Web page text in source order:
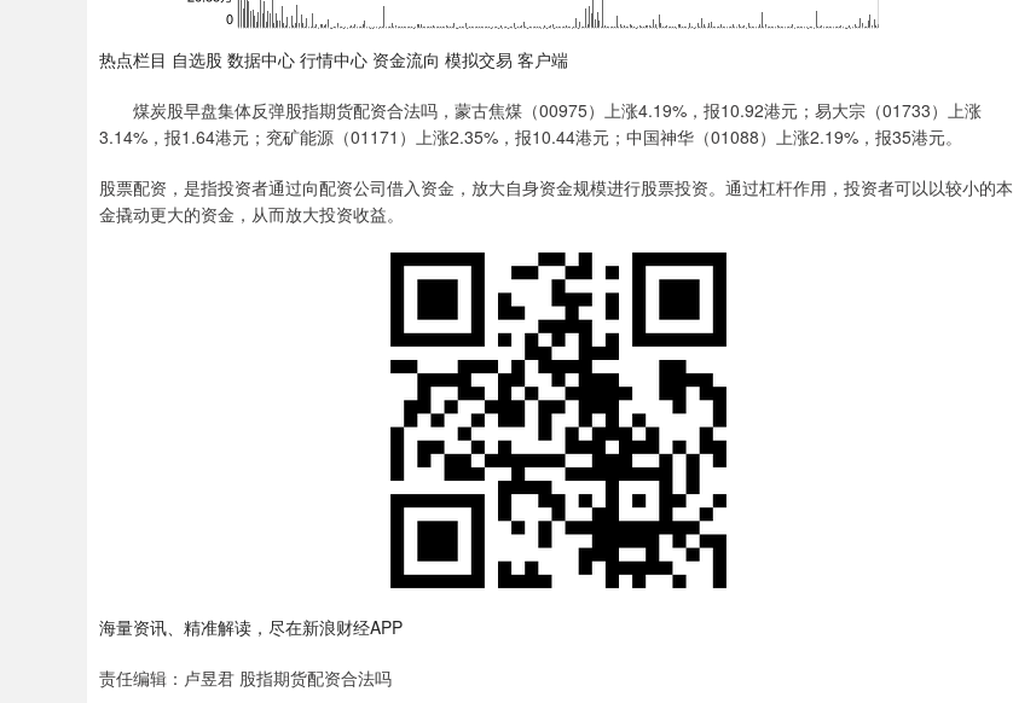
热点栏目 自选股 数据中心 行情中心 资金流向 模拟交易 客户端
煤炭股早盘集体反弹股指期货配资合法吗，蒙古焦煤（00975）上涨4.19%，报10.92港元；易大宗（01733）上涨
3.14%，报1.64港元；兖矿能源（01171）上涨2.35%，报10.44港元；中国神华（01088）上涨2.19%，报35港元。
股票配资，是指投资者通过向配资公司借入资金，放大自身资金规模进行股票投资。通过杠杆作用，投资者可以以较小的本
金撬动更大的资金，从而放大投资收益。
海量资讯、精准解读，尽在新浪财经APP
责任编辑：卢昱君 股指期货配资合法吗